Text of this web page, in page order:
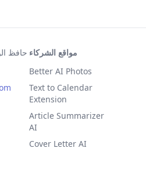
حافظ مواقع الشركاء
Better AI Photos
Text to Calendar
Extension
Article Summarizer
AI
Cover Letter AI